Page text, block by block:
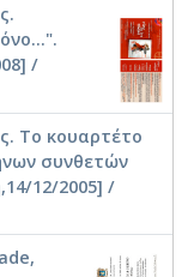
/
Το κουαρτέτο
συνθετών
12/2005] /